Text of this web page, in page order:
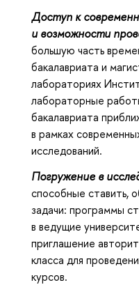
Доступ к
и возможности
большую часть
бакалавриата и
лабораториях
лабораторные
бакалавриата
в рамках
исследований.
Погружение в
способные ставить,
задачи: программы
в ведущие
приглашение
класса для
курсов.